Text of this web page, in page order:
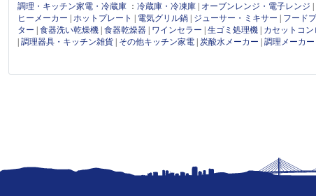
調理・キッチン家電・冷蔵庫 ：冷蔵庫・冷凍庫 オーブンレンジ・電子レンジ |
ヒーメーカー |ホットプレート 電気グリル鍋 ジューサー・ミキサー フード
ター |食器洗い乾燥機 |食器乾燥器 ワインセラー |生ゴミ処理機 カセットコ
|調理器具・キッチン雑貨 その他キッチン家電 |炭酸水メーカー |調理メーカー